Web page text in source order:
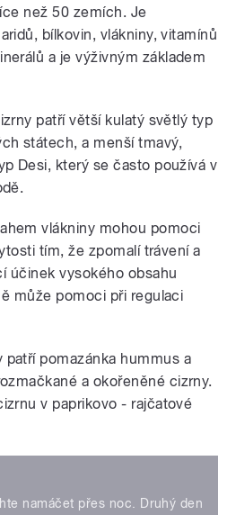
než 50 zemích. Je
bílkovin, vlákniny, vitamínů
a je výživným základem
patří větší kulatý světlý typ
státech, a menší tmavý,
Desi, který se často používá v
vlákniny mohou pomoci
tím, že zpomalí trávení a
účinek vysokého obsahu
může pomoci při regulaci
pomazánka hummus a
a okořeněné cizrny.
v paprikovo - rajčatové
namáčet přes noc. Druhý den